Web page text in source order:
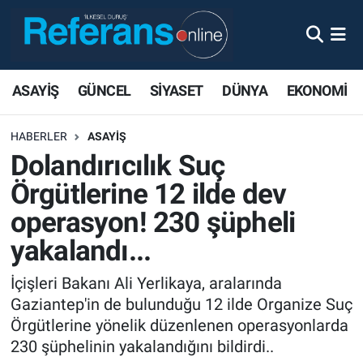
ASAYİŞ GÜNCEL SİYASET DÜNYA EKONOMİ
HABERLER ASAYİŞ
Dolandırıcılık Suç
Örgütlerine 12 ilde dev
operasyon! 230 şüpheli
yakalandı...
İçişleri Bakanı Ali Yerlikaya, aralarında
Gaziantep'in de bulunduğu 12 ilde Organize Suç
Örgütlerine yönelik düzenlenen operasyonlarda
230 şüphelinin yakalandığını bildirdi..